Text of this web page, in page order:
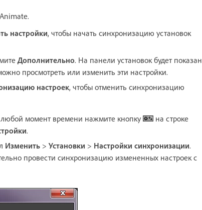
настройки, чтобы начать синхронизацию установок
Дополнительно. На панели установок будет показан
просмотреть или изменить эти настройки.
настроек, чтобы отменить синхронизацию
любой момент времени нажмите кнопку
на строке
.
Изменить > Установки > Настройки синхронизации.
провести синхронизацию измененных настроек с